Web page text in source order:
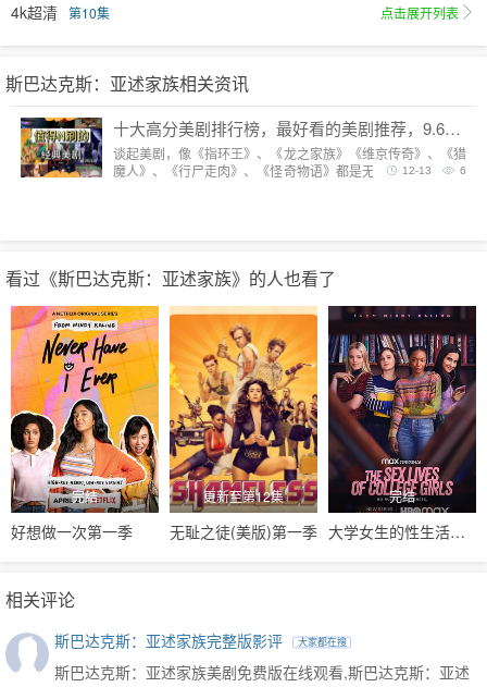
4k超清 第10集 点击展开列表
斯巴达克斯：亚述家族相关资讯
十大高分美剧排行榜，最好看的美剧推荐，9.6分神剧扎堆
谈起美剧，像《指环王》、《龙之家族》《维京传奇》、《猎
魔人》、《行尸走肉》、《怪奇物语》都是无法复制的经典，
6
12-13
看过《斯巴达克斯：亚述家族》的人也看了
完结
好想做一次第一季
更新至第12集
无耻之徒(美版)第一季
完结
大学女生的性生活第一季
相关评论
斯巴达克斯：亚述家族完整版影评 大家都在搜
斯巴达克斯：亚述家族美剧免费版在线观看,斯巴达克斯：亚述